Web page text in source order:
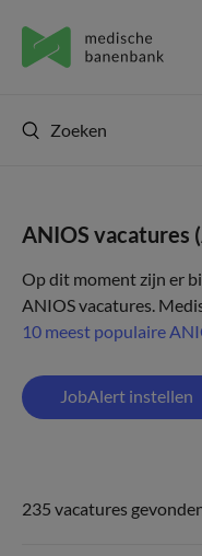
Zoeken
ANIOS vacatures
Op dit moment zijn er
ANIOS vacatures.
10 meest populaire
JobAlert instellen
235 vacatures